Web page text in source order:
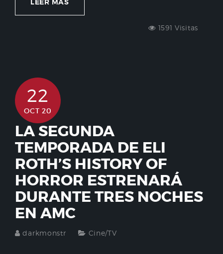
LEER MÁS
1591 Visitas
22
OCT 20
LA SEGUNDA
TEMPORADA DE ELI
ROTH’S HISTORY OF
HORROR ESTRENARÁ
DURANTE TRES NOCHES
EN AMC
darkmonstr Cine/TV